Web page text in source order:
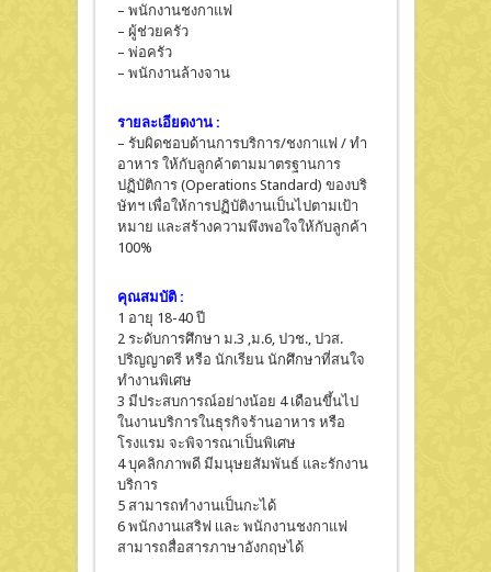
– พนักงานชงกาแฟ
– ผู้ช่วยครัว
– พ่อครัว
– พนักงานล้างจาน
รายละเอียดงาน :
– รับผิดชอบด้านการบริการ/ชงกาแฟ / ทำ
อาหาร ให้กับลูกค้าตามมาตรฐานการ
ปฏิบัติการ (Operations Standard) ของบริ
ษัทฯ เพื่อให้การปฏิบัติงานเป็นไปตามเป้า
หมาย และสร้างความพึงพอใจให้กับลูกค้า
100%
คุณสมบัติ :
1 อายุ 18-40 ปี
2 ระดับการศึกษา ม.3 ,ม.6, ปวช., ปวส.
ปริญญาตรี หรือ นักเรียน นักศึกษาที่สนใจ
ทำงานพิเศษ
3 มีประสบการณ์อย่างน้อย 4 เดือนขึ้นไป
ในงานบริการในธุรกิจร้านอาหาร หรือ
โรงแรม จะพิจารณาเป็นพิเศษ
4 บุคลิกภาพดี มีมนุษยสัมพันธ์ และรักงาน
บริการ
5 สามารถทำงานเป็นกะได้
6 พนักงานเสริฟ เเละ พนักงานชงกาแฟ
สามารถสื่อสารภาษาอังกฤษได้